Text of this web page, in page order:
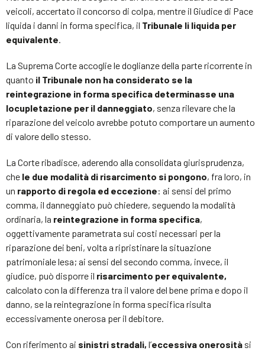
veicoli, accertato il concorso di colpa, mentre il Giudice di Pace
liquida i danni in forma specifica, il Tribunale li liquida per
equivalente.
La Suprema Corte accoglie le doglianze della parte ricorrente in
quanto il Tribunale non ha considerato se la
reintegrazione in forma specifica determinasse una
locupletazione per il danneggiato, senza rilevare che la
riparazione del veicolo avrebbe potuto comportare un aumento
di valore dello stesso.
La Corte ribadisce, aderendo alla consolidata giurisprudenza,
che le due modalità di risarcimento si pongono, fra loro, in
un rapporto di regola ed eccezione: ai sensi del primo
comma, il danneggiato può chiedere, seguendo la modalità
ordinaria, la reintegrazione in forma specifica,
oggettivamente parametrata sui costi necessari per la
riparazione dei beni, volta a ripristinare la situazione
patrimoniale lesa; ai sensi del secondo comma, invece, il
giudice, può disporre il risarcimento per equivalente,
calcolato con la differenza tra il valore del bene prima e dopo il
danno, se la reintegrazione in forma specifica risulta
eccessivamente onerosa per il debitore.
Con riferimento ai sinistri stradali, l’eccessiva onerosità si